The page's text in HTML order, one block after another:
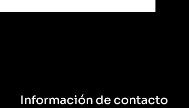
Información de contacto